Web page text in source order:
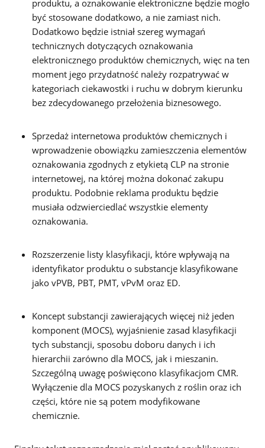
produktu, a oznakowanie elektroniczne będzie mogło
być stosowane dodatkowo, a nie zamiast nich.
Dodatkowo będzie istniał szereg wymagań
technicznych dotyczących oznakowania
elektronicznego produktów chemicznych, więc na ten
moment jego przydatność należy rozpatrywać w
kategoriach ciekawostki i ruchu w dobrym kierunku
bez zdecydowanego przełożenia biznesowego.
Sprzedaż internetowa produktów chemicznych i
wprowadzenie obowiązku zamieszczenia elementów
oznakowania zgodnych z etykietą CLP na stronie
internetowej, na której można dokonać zakupu
produktu. Podobnie reklama produktu będzie
musiała odzwierciedlać wszystkie elementy
oznakowania.
Rozszerzenie listy klasyfikacji, które wpływają na
identyfikator produktu o substancje klasyfikowane
jako vPVB, PBT, PMT, vPvM oraz ED.
Koncept substancji zawierających więcej niż jeden
komponent (MOCS), wyjaśnienie zasad klasyfikacji
tych substancji, sposobu doboru danych i ich
hierarchii zarówno dla MOCS, jak i mieszanin.
Szczególną uwagę poświęcono klasyfikacjom CMR.
Wyłączenie dla MOCS pozyskanych z roślin oraz ich
części, które nie są potem modyfikowane
chemicznie.